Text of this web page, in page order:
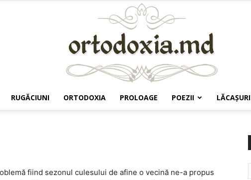
RUGĂCIUNI ORTODOXIA PROLOAGE POEZII LĂCAŞURI
fiind sezonul culesului de afine o vecină ne-a propus